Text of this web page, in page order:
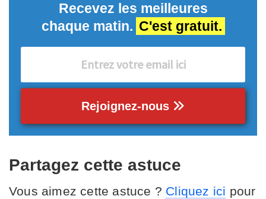
Recevez les meilleures
chaque matin. C'est gratuit.
Rejoignez-nous
Partagez cette astuce
Vous aimez cette astuce ? Cliquez ici pour